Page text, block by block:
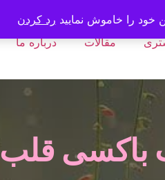
مقالات درباره ما
باکسی قلب
خود را خاموش نمایید رد کردن